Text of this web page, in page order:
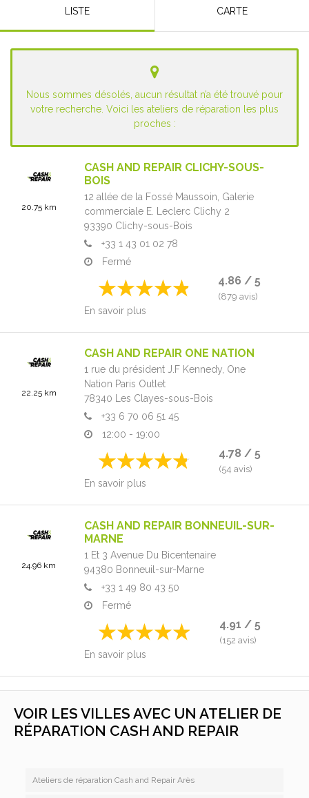
LISTE CARTE
Nous sommes désolés, aucun résultat n’a été trouvé pour
votre recherche. Voici les ateliers de réparation les plus
proches :
20.75 km
CASH AND REPAIR CLICHY-SOUS-
BOIS
12 allée de la Fossé Maussoin, Galerie
commerciale E. Leclerc Clichy 2
93390 Clichy-sous-Bois
+33 1 43 01 02 78
Fermé
4.86 / 5
(879 avis)
En savoir plus
22.25 km
CASH AND REPAIR ONE NATION
1 rue du président J.F Kennedy, One
Nation Paris Outlet
78340 Les Clayes-sous-Bois
+33 6 70 06 51 45
12:00 - 19:00
4.78 / 5
(54 avis)
En savoir plus
24.96 km
CASH AND REPAIR BONNEUIL-SUR-
MARNE
1 Et 3 Avenue Du Bicentenaire
94380 Bonneuil-sur-Marne
+33 1 49 80 43 50
Fermé
4.91 / 5
(152 avis)
En savoir plus
VOIR LES VILLES AVEC UN ATELIER DE
RÉPARATION CASH AND REPAIR
Ateliers de réparation Cash and Repair Arès